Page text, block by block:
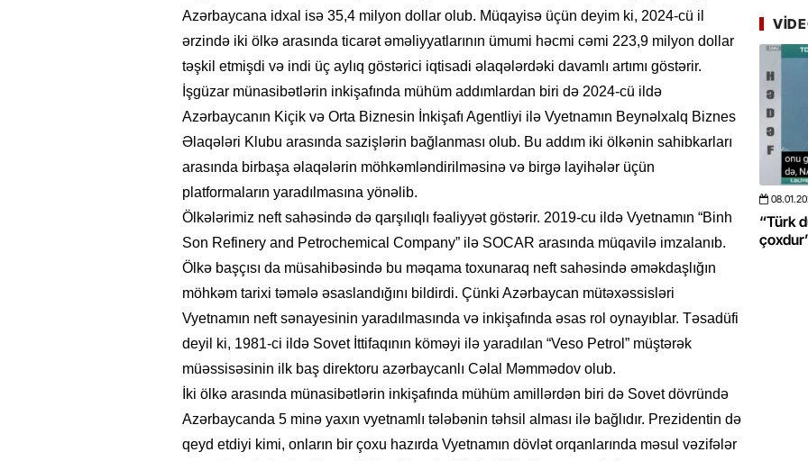
Azərbaycana idxal isə 35,4 milyon dollar olub. Müqayisə üçün deyim ki, 2024-cü il
ərzində iki ölkə arasında ticarət əməliyyatlarının ümumi həcmi cəmi 223,9 milyon dollar
təşkil etmişdi və indi üç aylıq göstərici iqtisadi əlaqələrdəki davamlı artımı göstərir.
İşgüzar münasibətlərin inkişafında mühüm addımlardan biri də 2024-cü ildə
Azərbaycanın Kiçik və Orta Biznesin İnkişafı Agentliyi ilə Vyetnamın Beynəlxalq Biznes
Əlaqələri Klubu arasında sazişlərin bağlanması olub. Bu addım iki ölkənin sahibkarları
arasında birbaşa əlaqələrin möhkəmləndirilməsinə və birgə layihələr üçün
platformaların yaradılmasına yönəlib.
Ölkələrimiz neft sahəsində də qarşılıqlı fəaliyyət göstərir. 2019-cu ildə Vyetnamın “Binh
Son Refinery and Petrochemical Company” ilə SOCAR arasında müqavilə imzalanıb.
Ölkə başçısı da müsahibəsində bu məqama toxunaraq neft sahəsində əməkdaşlığın
möhkəm tarixi təmələ əsaslandığını bildirdi. Çünki Azərbaycan mütəxəssisləri
Vyetnamın neft sənayesinin yaradılmasında və inkişafında əsas rol oynayıblar. Təsadüfi
deyil ki, 1981-ci ildə Sovet İttifaqının köməyi ilə yaradılan “Veso Petrol” müştərək
müəssisəsinin ilk baş direktoru azərbaycanlı Cəlal Məmmədov olub.
İki ölkə arasında münasibətlərin inkişafında mühüm amillərdən biri də Sovet dövründə
Azərbaycanda 5 minə yaxın vyetnamlı tələbənin təhsil alması ilə bağlıdır. Prezidentin də
qeyd etdiyi kimi, onların bir çoxu hazırda Vyetnamın dövlət orqanlarında məsul vəzifələr
Üstellə
14.05.2026- 10:58 346
“ABŞ və Qərb Çinin daha da böyüməsini
istəmir”- VİDEO
“Türk dünyası ilə bağlı görüləcək işlər
çoxdur” -VİDEO